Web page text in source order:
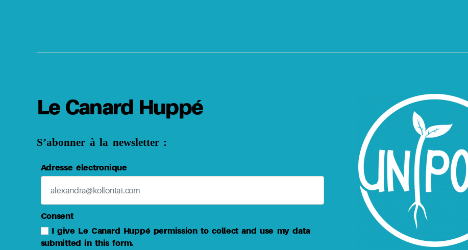
Le Canard Huppé
S’abonner à la newsletter :
Adresse électronique
Consent
I give Le Canard Huppé permission to collect and use my data
submitted in this form.